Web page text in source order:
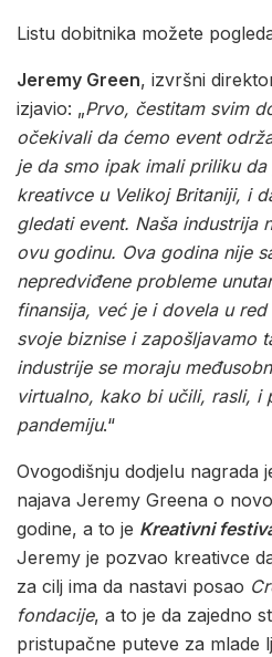
Listu dobitnika možete
Jeremy Green, izvršni
izjavio: „Prvo, čestitam svim
očekivali da ćemo event
je da smo ipak imali priliku
kreativce u Velikoj Britaniji, i
gledati event. Naša industrija
ovu godinu. Ova godina nije
nepredviđene probleme
finansija, već je i dovela u
svoje biznise i zapošljavamo
industrije se moraju
virtualno, kako bi učili, rasli, i
pandemiju.“
Ovogodišnju dodjelu nagrada
najava Jeremy Greena o
godine, a to je Kreativni
Jeremy je pozvao kreativce
za cilj ima da nastavi posao
fondacije, a to je da zajedno
pristupačne puteve za mlade